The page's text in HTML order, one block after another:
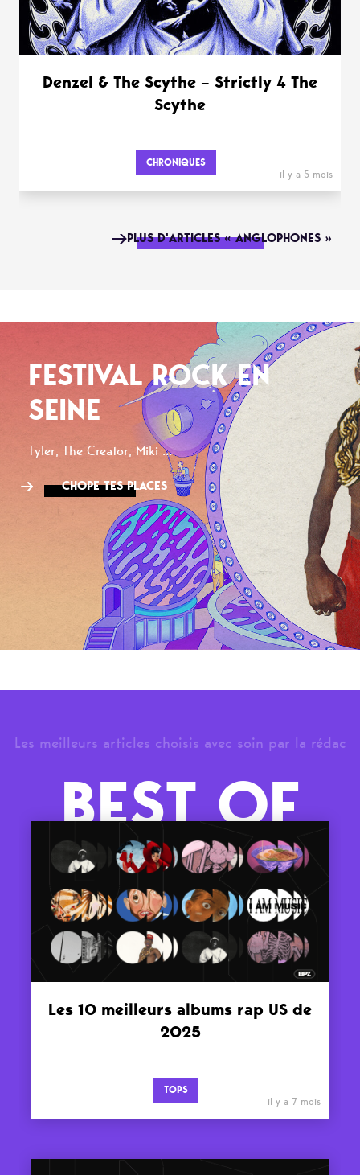
Denzel & The Scythe – Strictly 4 The
Scythe
CHRONIQUES
il y a 5 mois
PLUS D'ARTICLES « ANGLOPHONES »
FESTIVAL ROCK EN
SEINE
Tyler, The Creator, Miki ...
CHOPE TES PLACES
Les meilleurs articles choisis avec soin par la rédac
BEST OF
Les 10 meilleurs albums rap US de
2025
TOPS
il y a 7 mois